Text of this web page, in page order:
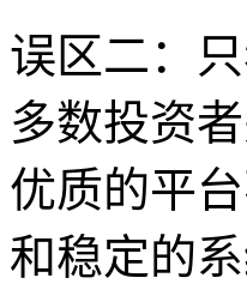
误区二：
多数投资
优质的平
和稳定的